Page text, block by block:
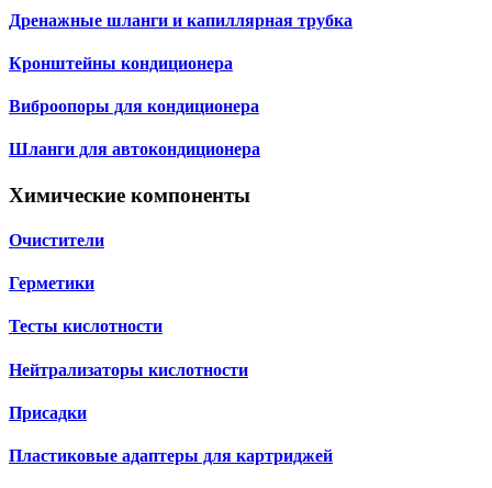
Дренажные шланги и капиллярная трубка
Кронштейны кондиционера
Виброопоры для кондиционера
Шланги для автокондиционера
Химические компоненты
Очистители
Герметики
Тесты кислотности
Нейтрализаторы кислотности
Присадки
Пластиковые адаптеры для картриджей